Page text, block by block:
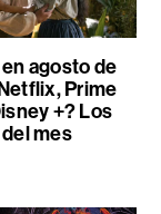
agosto de
Prime
+? Los
mes